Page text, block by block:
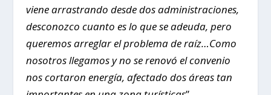
viene arrastrando desde dos administraciones,
desconozco cuanto es lo que se adeuda, pero
queremos arreglar el problema de raíz…Como
nosotros llegamos y no se renovó el convenio
nos cortaron energía, afectado dos áreas tan